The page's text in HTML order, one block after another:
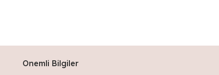
Onemli Bilgiler